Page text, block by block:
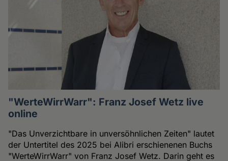
"WerteWirrWarr": Franz Josef Wetz live
online
"Das Unverzichtbare in unversöhnlichen Zeiten" lautet
der Untertitel des 2025 bei Alibri erschienenen Buchs
"WerteWirrWarr" von Franz Josef Wetz. Darin geht es